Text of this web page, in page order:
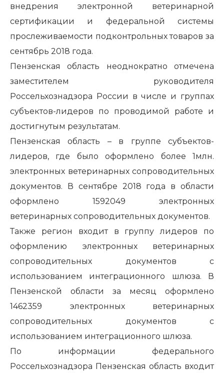
внедрения электронной ветеринарной
сертификации и федеральной системы
прослеживаемости подконтрольных товаров за
сентябрь 2018 года.
Пензенская область неоднократно отмечена
заместителем руководителя
Россельхознадзора России в числе и группах
субъектов-лидеров по проводимой работе и
достигнутым результатам.
Пензенская область – в группе субъектов-
лидеров, где было оформлено более 1млн.
электронных ветеринарных сопроводительных
документов. В сентябре 2018 года в области
оформлено 1592049 электронных
ветеринарных сопроводительных документов.
Также регион входит в группу лидеров по
оформлению электронных ветеринарных
сопроводительных документов с
использованием интеграционного шлюза. В
Пензенской области за месяц оформлено
1462359 электронных ветеринарных
сопроводительных документов с
использованием интеграционного шлюза.
По информации федерального
Россельхознадзора Пензенская область входит